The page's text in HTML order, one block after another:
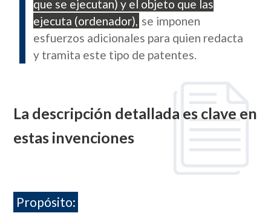
que se ejecutan) y el objeto que las
ejecuta (ordenador), se imponen
esfuerzos adicionales para quien redacta
y tramita este tipo de patentes.
La descripción detallada es clave en
estas invenciones
Propósito: